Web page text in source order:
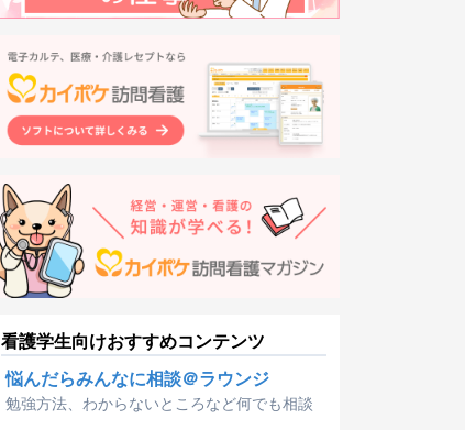
看護学生向けおすすめコンテンツ
悩んだらみんなに相談＠ラウンジ
勉強方法、わからないところなど何でも相談